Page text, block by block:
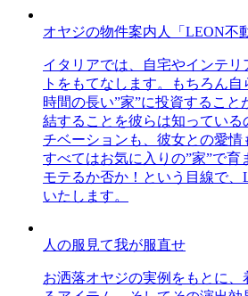
オヤジの物件案内人「LEON不
イタリアでは、自宅やインテリ
トをもてなします。もちろん
時間の長い”家”に投資すること
結することを彼らは知っている
チベーションも、彼女との愛情
すべてはお気に入りの”家”で育
モテるか否か！という目線で
いたします。
人の服見て我が服直せ
お洒落オヤジの実例をもとに